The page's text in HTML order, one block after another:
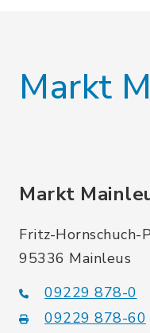
Markt
Markt
Fritz-Hornschuch-
95336 Mainleus
09229 878-0
09229 878-60